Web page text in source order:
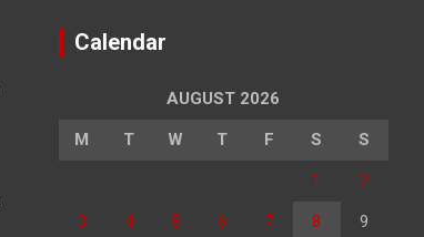
Calendar
AUGUST 2026
M T W T F S S
1 2
3 4 5 6 7 8 9